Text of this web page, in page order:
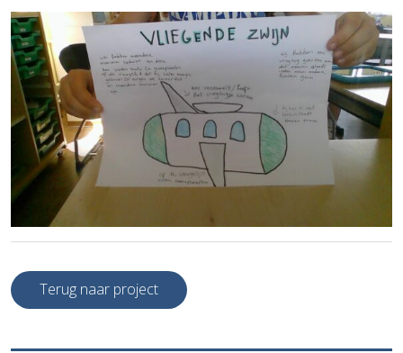
Terug naar project